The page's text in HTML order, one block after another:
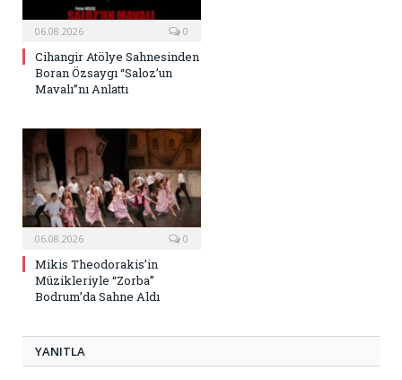
06.08.2026 0
Cihangir Atölye Sahnesinden
Boran Özsaygı “Saloz’un
Mavalı”nı Anlattı
06.08.2026 0
Mikis Theodorakis’in
Müzikleriyle “Zorba”
Bodrum’da Sahne Aldı
YANITLA